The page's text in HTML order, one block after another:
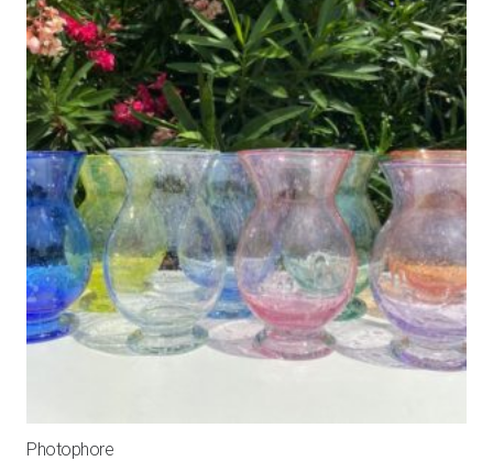
Photophore